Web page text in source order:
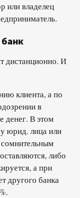
или владелец
дистанционно. И
клиента, а по
в
денег. В этом
юрид. лица или
либо
а при
другого банка